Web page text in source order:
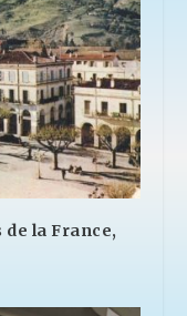
de la France,